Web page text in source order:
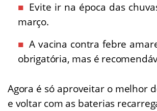
Evite ir na época das
março.
A vacina contra febre
obrigatória, mas é
Agora é só aproveitar o melhor
e voltar com as baterias